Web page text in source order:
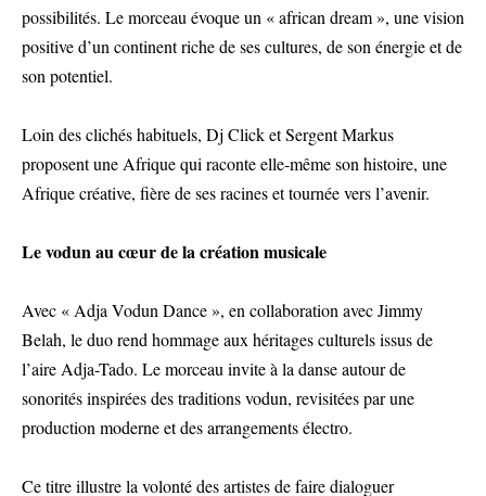
possibilités. Le morceau évoque un « african dream », une vision
positive d’un continent riche de ses cultures, de son énergie et de
son potentiel.
Loin des clichés habituels, Dj Click et Sergent Markus
proposent une Afrique qui raconte elle-même son histoire, une
Afrique créative, fière de ses racines et tournée vers l’avenir.
Le vodun au cœur de la création musicale
Avec « Adja Vodun Dance », en collaboration avec Jimmy
Belah, le duo rend hommage aux héritages culturels issus de
l’aire Adja-Tado. Le morceau invite à la danse autour de
sonorités inspirées des traditions vodun, revisitées par une
production moderne et des arrangements électro.
Ce titre illustre la volonté des artistes de faire dialoguer